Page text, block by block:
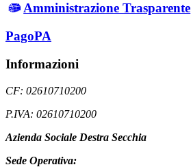
Amministrazione Trasparente
PagoPA
Informazioni
CF: 02610710200
P.IVA: 02610710200
Azienda Sociale Destra Secchia
Sede Operativa: